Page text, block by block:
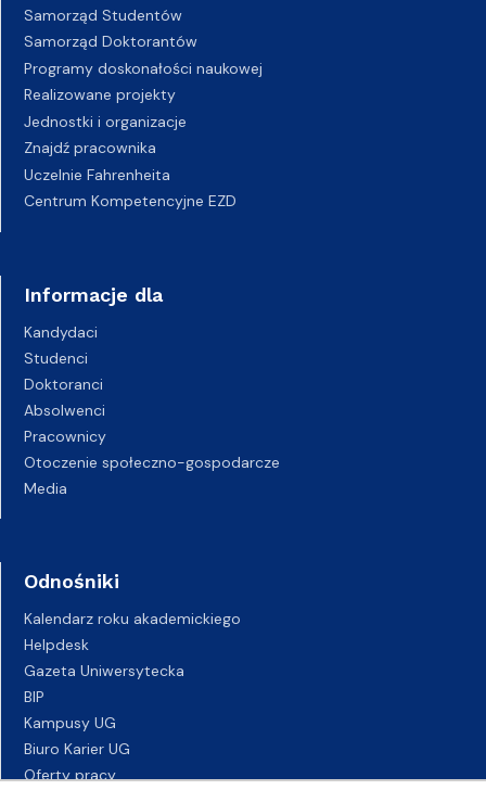
Samorząd Studentów
Samorząd Doktorantów
Programy doskonałości naukowej
Realizowane projekty
Jednostki i organizacje
Znajdź pracownika
Uczelnie Fahrenheita
Centrum Kompetencyjne EZD
Informacje dla
Kandydaci
Studenci
Doktoranci
Absolwenci
Pracownicy
Otoczenie społeczno-gospodarcze
Media
Odnośniki
Kalendarz roku akademickiego
Helpdesk
Gazeta Uniwersytecka
BIP
Kampusy UG
Biuro Karier UG
Oferty pracy